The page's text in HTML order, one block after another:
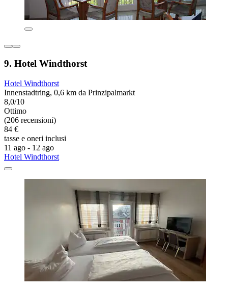
9. Hotel Windthorst
Hotel Windthorst
Innenstadtring, 0,6 km da Prinzipalmarkt
8,0/10
Ottimo
(206 recensioni)
84 €
tasse e oneri inclusi
11 ago - 12 ago
Hotel Windthorst